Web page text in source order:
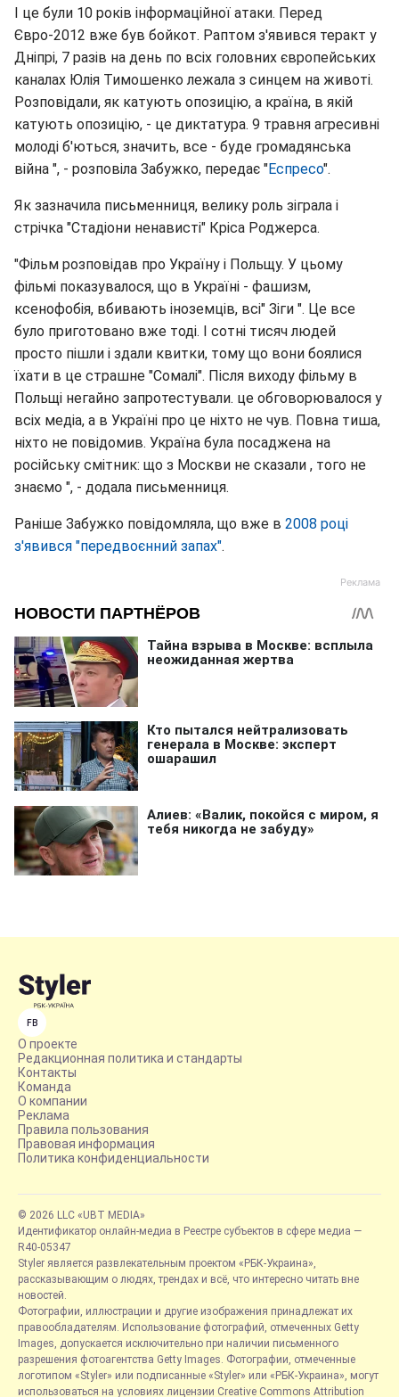
І це були 10 років інформаційної атаки. Перед
Євро-2012 вже був бойкот. Раптом з'явився теракт у
Дніпрі, 7 разів на день по всіх головних європейських
каналах Юлія Тимошенко лежала з синцем на животі.
Розповідали, як катують опозицію, а країна, в якій
катують опозицію, - це диктатура. 9 травня агресивні
молоді б'ються, значить, все - буде громадянська
війна ", - розповіла Забужко, передає "Еспресо".
Як зазначила письменниця, велику роль зіграла і
стрічка "Стадіони ненависті" Кріса Роджерса.
"Фільм розповідав про Україну і Польщу. У цьому
фільмі показувалося, що в Україні - фашизм,
ксенофобія, вбивають іноземців, всі" Зіги ". Це все
було приготовано вже тоді. І сотні тисяч людей
просто пішли і здали квитки, тому що вони боялися
їхати в це страшне "Сомалі". Після виходу фільму в
Польщі негайно запротестували. це обговорювалося у
всіх медіа, а в Україні про це ніхто не чув. Повна тиша,
ніхто не повідомив. Україна була посаджена на
російську смітник: що з Москви не сказали , того не
знаємо ", - додала письменниця.
Раніше Забужко повідомляла, що вже в 2008 році
з'явився "передвоєнний запах".
FB
О проекте
Редакционная политика и стандарты
Контакты
Команда
О компании
Реклама
Правила пользования
Правовая информация
Политика конфиденциальности
© 2026 LLC «UBT MEDIA»
Идентификатор онлайн-медиа в Реестре субъектов в сфере медиа —
R40-05347
Styler является развлекательным проектом «РБК-Украина»,
рассказывающим о людях, трендах и всё, что интересно читать вне
новостей.
Фотографии, иллюстрации и другие изображения принадлежат их
правообладателям. Использование фотографий, отмеченных Getty
Images, допускается исключительно при наличии письменного
разрешения фотоагентства Getty Images. Фотографии, отмеченные
логотипом «Styler» или подписанные «Styler» или «РБК-Украина», могут
использоваться на условиях лицензии Creative Commons Attribution